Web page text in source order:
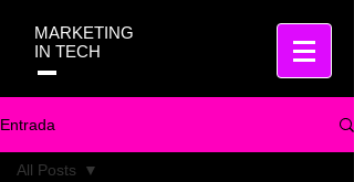
MARKETING
IN TECH
Entrada
All Posts